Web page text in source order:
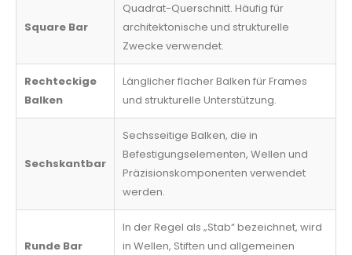
Square Bar
Quadrat-Querschnitt. Häufig für
architektonische und strukturelle
Zwecke verwendet.
Rechteckige
Balken
Länglicher flacher Balken für Frames
und strukturelle Unterstützung.
Sechskantbar
Sechsseitige Balken, die in
Befestigungselementen, Wellen und
Präzisionskomponenten verwendet
werden.
Runde Bar
In der Regel als „Stab“ bezeichnet, wird
in Wellen, Stiften und allgemeinen